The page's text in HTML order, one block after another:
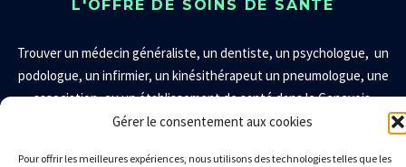
Gérer le consentement aux cookies
Pour offrir les meilleures expériences, nous utilisons des technologies telles que les
L'OFFRE DE SOINS DE SANTE
Trouver un médecin généraliste, un dentiste, un psychologue, un
podologue, un infirmier, un kinésithérapeutun pneumologue, une
association,ou un établissement de santé dans le Genevois.